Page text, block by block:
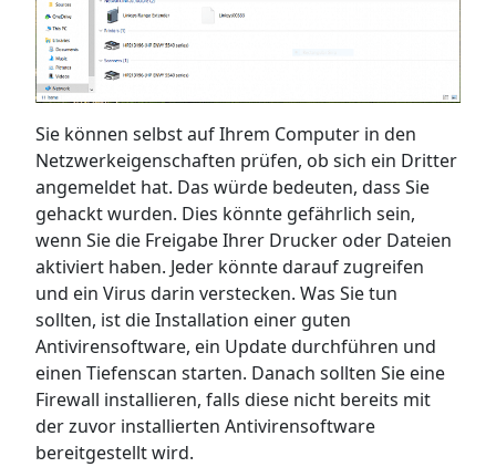
Sie können selbst auf Ihrem Computer in den
Netzwerkeigenschaften prüfen, ob sich ein Dritter
angemeldet hat. Das würde bedeuten, dass Sie
gehackt wurden. Dies könnte gefährlich sein,
wenn Sie die Freigabe Ihrer Drucker oder Dateien
aktiviert haben. Jeder könnte darauf zugreifen
und ein Virus darin verstecken. Was Sie tun
sollten, ist die Installation einer guten
Antivirensoftware, ein Update durchführen und
einen Tiefenscan starten. Danach sollten Sie eine
Firewall installieren, falls diese nicht bereits mit
der zuvor installierten Antivirensoftware
bereitgestellt wird.